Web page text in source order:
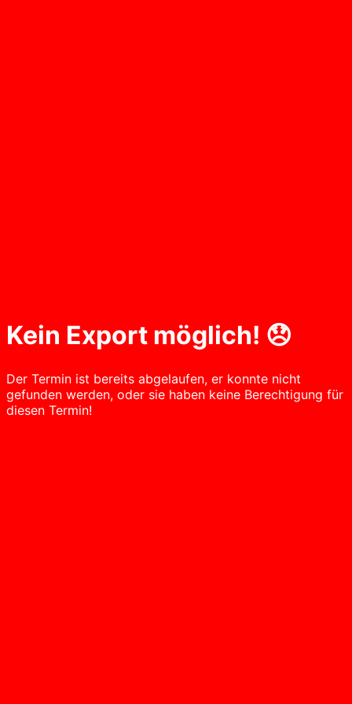
Kein Export möglich! 😞
Der Termin ist bereits abgelaufen, er konnte nicht
gefunden werden, oder sie haben keine Berechtigung für
diesen Termin!